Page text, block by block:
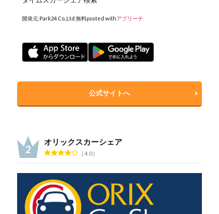
開発元:Park24 Co.,Ltd. 無料posted withアプリーチ
公式サイトへ
オリックスカーシェア
4.0